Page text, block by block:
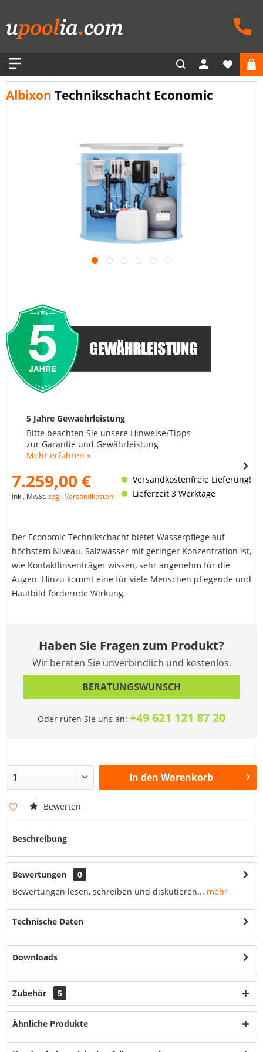
Albixon Technikschacht Economic
5 Jahre Gewaehrleistung
Bitte beachten Sie unsere Hinweise/Tipps
zur Garantie und Gewährleistung
Mehr erfahren »
7.259,00 €
inkl. MwSt.zzgl. Versandkosten
Versandkostenfreie Lieferung!
Lieferzeit 3 Werktage
Der Economic Technikschacht bietet Wasserpflege auf
höchstem Niveau. Salzwasser mit geringer Konzentration ist,
wie Kontaktlinsenträger wissen, sehr angenehm für die
Augen. Hinzu kommt eine für viele Menschen pflegende und
Hautbild fördernde Wirkung.
Haben Sie Fragen zum Produkt?
Wir beraten Sie unverbindlich und kostenlos.
BERATUNGSWUNSCH
Oder rufen Sie uns an: +49 621 121 87 20
In den Warenkorb
Bewerten
Beschreibung
Bewertungen
0
Bewertungen lesen, schreiben und diskutieren... mehr
Technische Daten
Downloads
Zubehör 5
Ähnliche Produkte